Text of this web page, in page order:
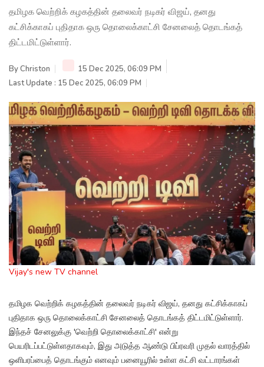
தமிழக வெற்றிக் கழகத்தின் தலைவர் நடிகர் விஜய், தனது
கட்சிக்காகப் புதிதாக ஒரு தொலைக்காட்சி சேனலைத் தொடங்கத்
திட்டமிட்டுள்ளார்.
ByChriston
15 Dec 2025, 06:09 PM
Last Update : 15 Dec 2025, 06:09 PM
Vijay's new TV channel
தமிழக வெற்றிக் கழகத்தின் தலைவர் நடிகர் விஜய், தனது கட்சிக்காகப்
புதிதாக ஒரு தொலைக்காட்சி சேனலைத் தொடங்கத் திட்டமிட்டுள்ளார்.
இந்தச் சேனலுக்கு 'வெற்றி தொலைக்காட்சி' என்று
பெயரிடப்பட்டுள்ளதாகவும், இது அடுத்த ஆண்டு பிப்ரவரி முதல் வாரத்தில்
ஒளிபரப்பைத் தொடங்கும் எனவும் பனையூரில் உள்ள கட்சி வட்டாரங்கள்